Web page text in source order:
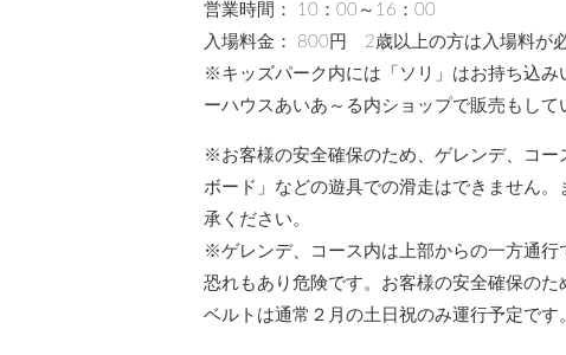
営業時間： 10：00～16：00
入場料金： 800円 2歳以上の方は入場料が
※キッズパーク内には「ソリ」はお持ち込み
ーハウスあいあ～る内ショップで販売もして
※お客様の安全確保のため、ゲレンデ、コ
ボード」などの遊具での滑走はできません
承ください。
※ゲレンデ、コース内は上部からの一方通
恐れもあり危険です。お客様の安全確保の
ベルトは通常２月の土日祝のみ運行予定です